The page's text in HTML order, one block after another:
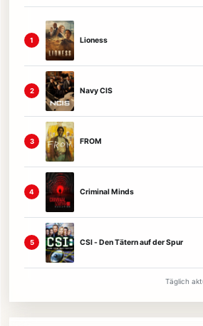
1 Lioness
2 Navy CIS
3 FROM
4 Criminal Minds
5 CSI - Den Tätern auf der Spur
Täglich